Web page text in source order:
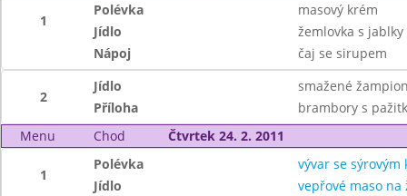
1
Polévka
masový krém
Jídlo
žemlovka s
Nápoj
čaj se sirupem
2
Jídlo
smažené
Příloha
brambory s
Menu
Chod Čtvrtek 24. 2. 2011
1
Polévka
vývar se sýrovým
Jídlo
vepřové maso na